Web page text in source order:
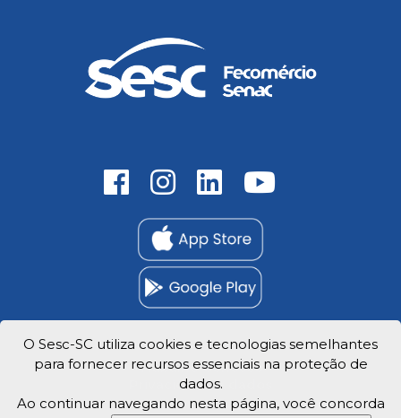
Trabalhe Conosco
Privacidade e dados
O Sesc-SC utiliza cookies e tecnologias semelhantes
para fornecer recursos essenciais na proteção de
dados.
Ao continuar navegando nesta página, você concorda